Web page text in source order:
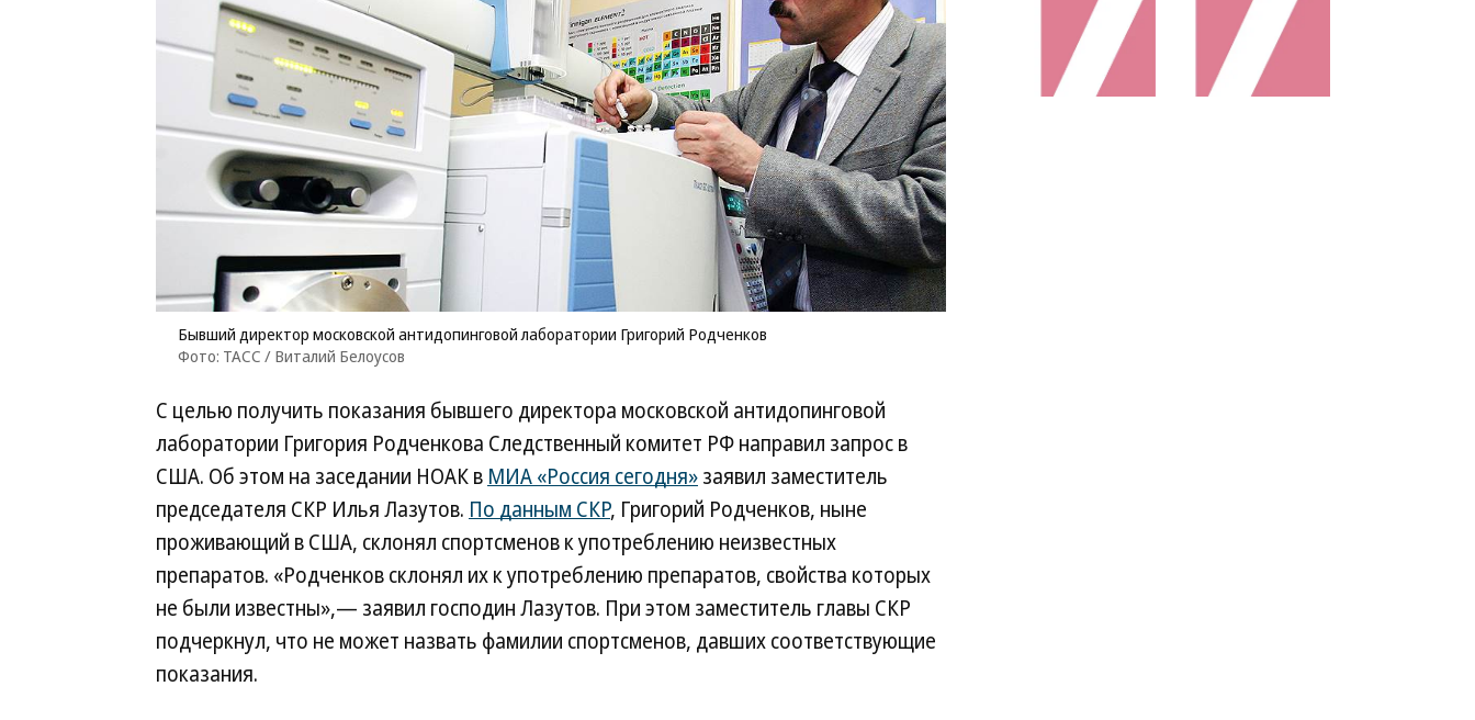
Бывший директор московской антидопинговой лаборатории Григорий Родченков
Фото: ТАСС / Виталий Белоусов
С целью получить показания бывшего директора московской антидопинговой
лаборатории Григория Родченкова Следственный комитет РФ направил запрос в
США. Об этом на заседании НОАК в МИА «Россия сегодня»заявил заместитель
председателя СКР Илья Лазутов. По данным СКР, Григорий Родченков, ныне
проживающий в США, склонял спортсменов к употреблению неизвестных
препаратов. «Родченков склонял их к употреблению препаратов, свойства которых
не были известны»,— заявил господин Лазутов. При этом заместитель главы СКР
подчеркнул, что не может назвать фамилии спортсменов, давших соответствующие
показания.